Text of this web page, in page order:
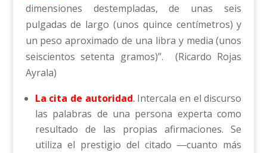
dimensiones destempladas, de unas seis
pulgadas de largo (unos quince centímetros) y
un peso aproximado de una libra y media (unos
seiscientos setenta gramos)”. (Ricardo Rojas
Ayrala)
La cita de autoridad. Intercala en el discurso
las palabras de una persona experta como
resultado de las propias afirmaciones. Se
utiliza el prestigio del citado ―cuanto más